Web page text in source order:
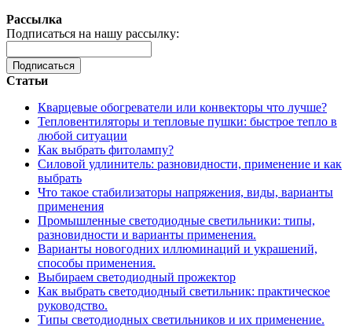
Рассылка
Подписаться на нашу рассылку:
Подписаться
Статьи
Кварцевые обогреватели или конвекторы что лучше?
Тепловентиляторы и тепловые пушки: быстрое тепло в
любой ситуации
Как выбрать фитолампу?
Силовой удлинитель: разновидности, применение и как
выбрать
Что такое стабилизаторы напряжения, виды, варианты
применения
Промышленные светодиодные светильники: типы,
разновидности и варианты применения.
Варианты новогодних иллюминаций и украшений,
способы применения.
Выбираем светодиодный прожектор
Как выбрать светодиодный светильник: практическое
руководство.
Типы светодиодных светильников и их применение.